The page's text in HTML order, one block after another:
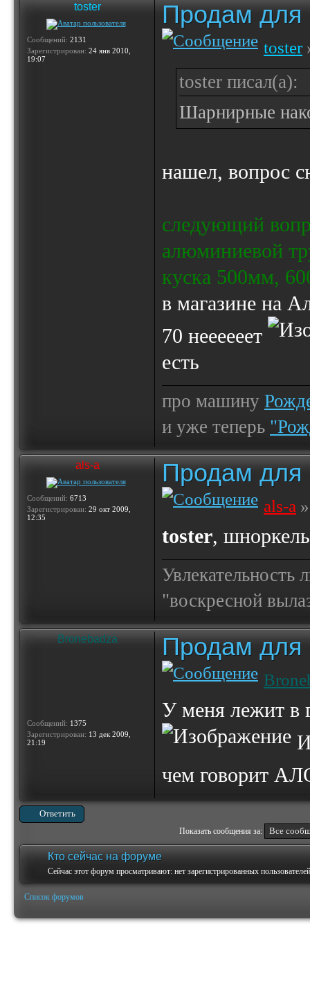
toster
Сообщений: 2131
Зарегистрирован: 24 янв 2010,
19:07
Продам
toster
toster писал(а):
Шарнирные
нашел, вопрос
следующий
алюминиевой
куска 500мм,
в магазине на
70 неееееет
есть
про машину
и уже теперь
als-a
Сообщений: 6713
Зарегистрирован: 29 окт 2009,
12:35
Продам
als-a
toster,
Увлекательность
"воскресной
Bronebadza
Сообщений: 1375
Зарегистрирован: 13 дек 2009,
21:19
Продам
У меня лежит в
чем говорит
Ответить
Показать сообщения за:
Кто сейчас на форуме
Сейчас этот форум просматривают: нет зарегистрированных
Список форумов